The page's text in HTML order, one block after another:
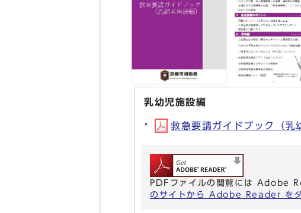
乳幼児施設編
救急要請ガイドブック（
PDFファイルの閲覧には Adobe
のサイトから Adobe Reader をダ